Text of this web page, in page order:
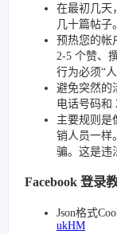
在最初几天
几十篇帖子。
预热您的帐
2-5 个赞、
行为必须“人
避免突然的
电话号码和
主要规则是
销人员一样
骗。这是违
Facebook 登录
Json格式
ukHM